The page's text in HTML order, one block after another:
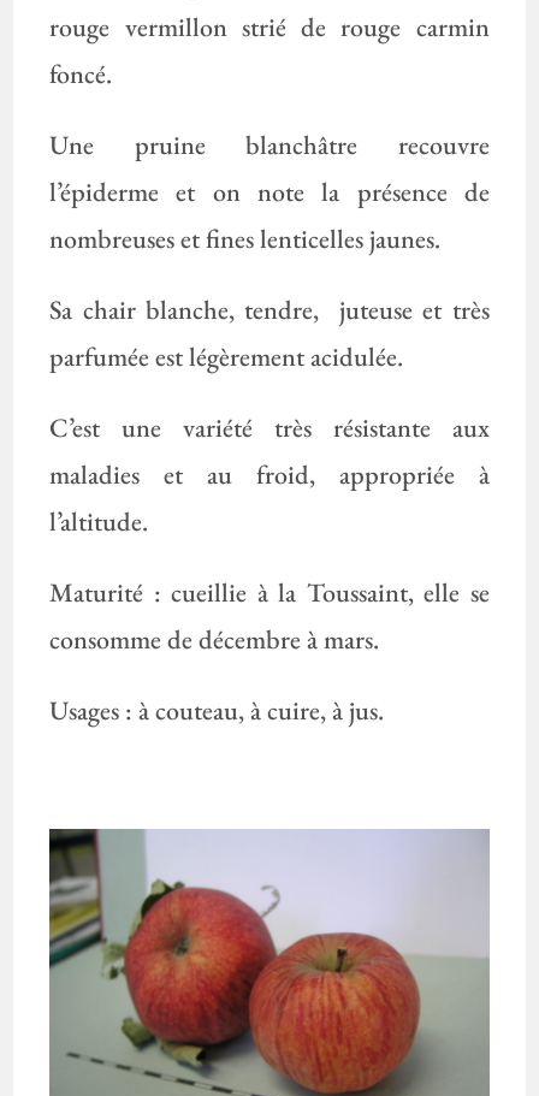
rouge vermillon strié de rouge carmin
foncé.
Une pruine blanchâtre recouvre
l’épiderme et on note la présence de
nombreuses et fines lenticelles jaunes.
Sa chair blanche, tendre, juteuse et très
parfumée est légèrement acidulée.
C’est une variété très résistante aux
maladies et au froid, appropriée à
l’altitude.
Maturité : cueillie à la Toussaint, elle se
consomme de décembre à mars.
Usages : à couteau, à cuire, à jus.